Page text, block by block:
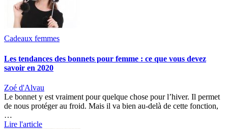
Cadeaux femmes
Les tendances des bonnets pour femme : ce que vous devez
savoir en 2020
Zoé d'Alvau
Le bonnet y est vraiment pour quelque chose pour l’hiver. Il permet
de nous protéger au froid. Mais il va bien au-delà de cette fonction,
…
Lire l'article